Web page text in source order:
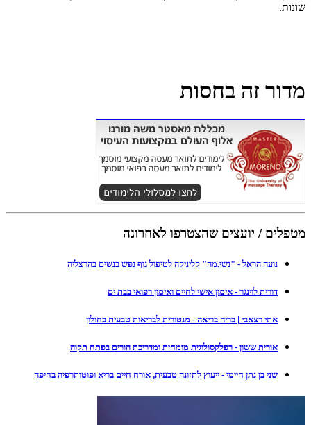
שונות.
מדור זה בחסות
מטפלים / יועצים שהצטרפו לאחרונה
נועה הראל - "נשי.מה" קליניקה לטיפול גוף נפש בנשים בהרצליה
דורית לוינגר - אימון אישי לחיים ואימון רפואי בבת ים
אתי רצאבי | בריה בריאה - מנטורית לבריאות טבעית בחולון
אורית ששון - רפלקסולוגית מומחית ומדריכת הורים בפתח תקוה
שני בן נתן חיימי - ייעוץ לתזונה טבעית, אורח חיים בריא ופוטותרפיה בחיפה